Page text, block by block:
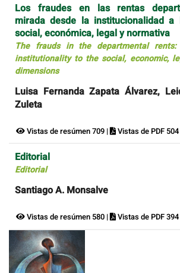
Los fraudes en las rentas
mirada desde la institucionalidad a
social, económica, legal y normativa
The frauds in the departmental
institutionality to the social, economic,
dimensions
Luisa Fernanda Zapata Álvarez,
Zuleta
Vistas de resúmen 709 | Vistas de PDF
Editorial
Editorial
Santiago A. Monsalve
Vistas de resúmen 580 | Vistas de PDF